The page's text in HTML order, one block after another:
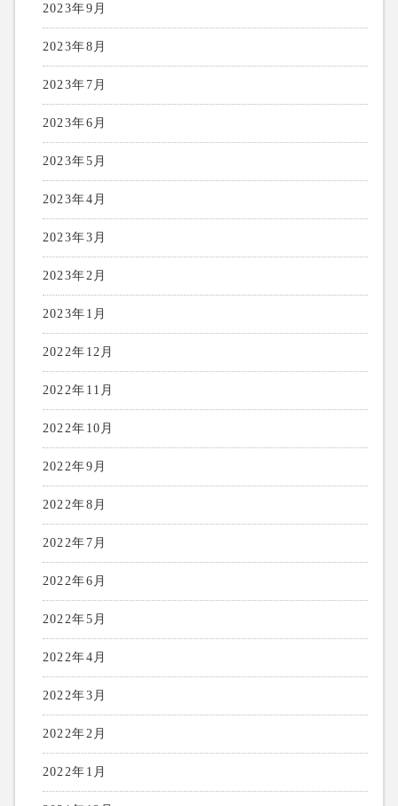
2023年9月
2023年8月
2023年7月
2023年6月
2023年5月
2023年4月
2023年3月
2023年2月
2023年1月
2022年12月
2022年11月
2022年10月
2022年9月
2022年8月
2022年7月
2022年6月
2022年5月
2022年4月
2022年3月
2022年2月
2022年1月